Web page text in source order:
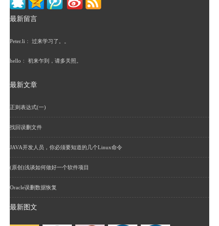
最新留言
Peter.li ： 过来学习了。。
hello ： 初来乍到，请多关照。
最新文章
正则表达式(一)
找回误删文件
JAVA开发人员，你必须要知道的几个Linux命令
(原创)浅谈如何做好一个软件项目
Oracle误删数据恢复
最新图文